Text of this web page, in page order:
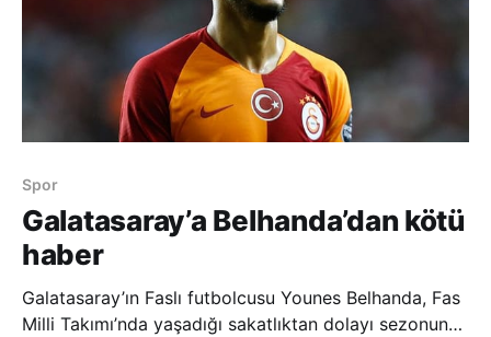
Spor
Galatasaray’a Belhanda’dan kötü
haber
Galatasaray’ın Faslı futbolcusu Younes Belhanda, Fas
Milli Takımı’nda yaşadığı sakatlıktan dolayı sezonun